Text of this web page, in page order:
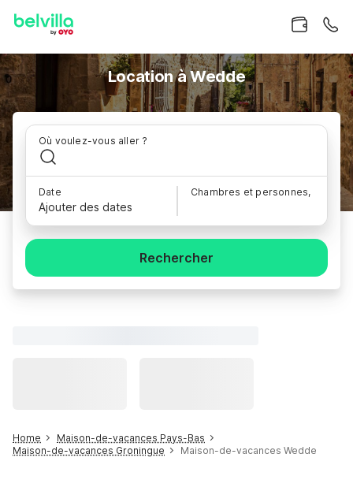
Location à Wedde
Où voulez-vous aller ?
Date
Ajouter des dates
Chambres et personnes,
Rechercher
Home
Maison-de-vacances Pays-Bas
Maison-de-vacances Groningue
Maison-de-vacances Wedde